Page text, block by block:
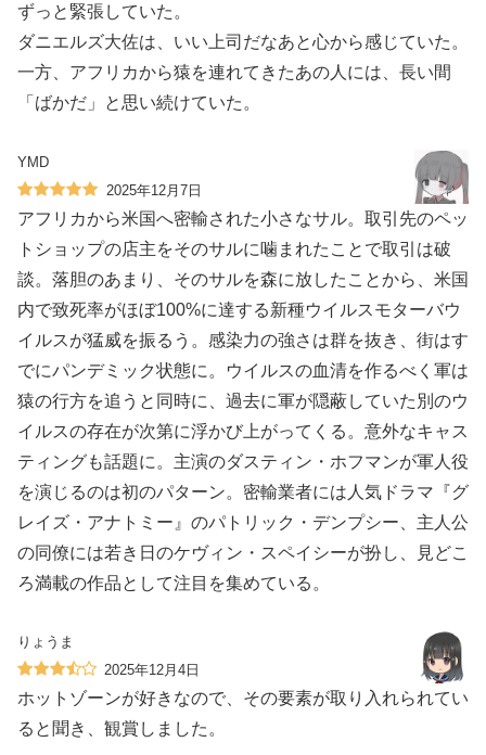
ずっと緊張していた。
ダニエルズ大佐は、いい上司だなあと心から感じていた。
一方、アフリカから猿を連れてきたあの人には、長い間
「ばかだ」と思い続けていた。
YMD
2025年12月7日
アフリカから米国へ密輸された小さなサル。取引先のペッ
トショップの店主をそのサルに噛まれたことで取引は破
談。落胆のあまり、そのサルを森に放したことから、米国
内で致死率がほぼ100%に達する新種ウイルスモターバウ
イルスが猛威を振るう。感染力の強さは群を抜き、街はす
でにパンデミック状態に。ウイルスの血清を作るべく軍は
猿の行方を追うと同時に、過去に軍が隠蔽していた別のウ
イルスの存在が次第に浮かび上がってくる。意外なキャス
ティングも話題に。主演のダスティン・ホフマンが軍人役
を演じるのは初のパターン。密輸業者には人気ドラマ『グ
レイズ・アナトミー』のパトリック・デンプシー、主人公
の同僚には若き日のケヴィン・スペイシーが扮し、見どこ
ろ満載の作品として注目を集めている。
りょうま
2025年12月4日
ホットゾーンが好きなので、その要素が取り入れられてい
ると聞き、観賞しました。